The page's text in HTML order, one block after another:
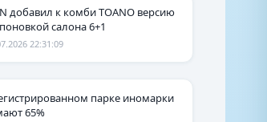
добавил к комби TOANO версию
салона 6+1
22:31:09
парке иномарки
65%